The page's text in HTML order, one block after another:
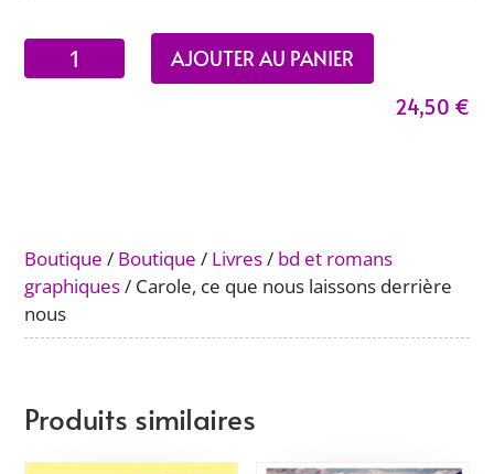
quantité
de
nous
AJOUTER AU PANIER
24,50 €
Boutique / Boutique / Livres/ bd et romans
graphiques/ Carole, ce que nous laissons derrière
nous
Produits similaires